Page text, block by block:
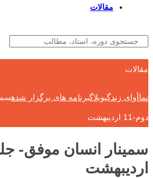
مقالات
مقالات
نماآوای زندگیوبلاگبرنامه های برگزار شده
دوم-11 اردیبهشت
اردیبهشت